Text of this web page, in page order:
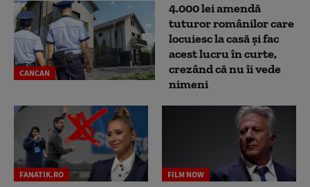
CANCAN
4.000 lei amendă
tuturor românilor care
locuiesc la casă și fac
acest lucru în curte,
crezând că nu îi vede
nimeni
FANATIK.RO FILM NOW